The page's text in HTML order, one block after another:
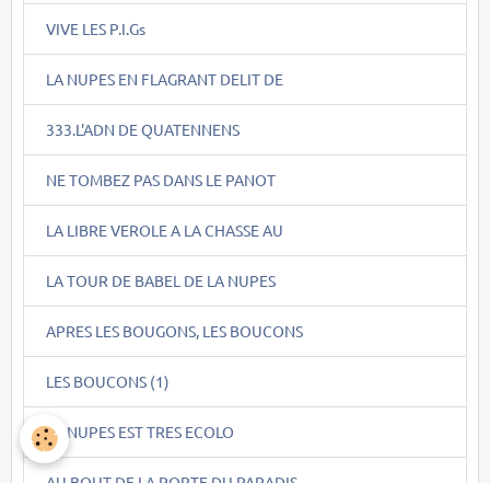
VIVE LES P.I.Gs
LA NUPES EN FLAGRANT DELIT DE
333.L'ADN DE QUATENNENS
NE TOMBEZ PAS DANS LE PANOT
LA LIBRE VEROLE A LA CHASSE AU
LA TOUR DE BABEL DE LA NUPES
APRES LES BOUGONS, LES BOUCONS
LES BOUCONS (1)
LA NUPES EST TRES ECOLO